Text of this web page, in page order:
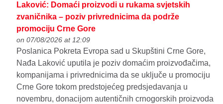
Laković: Domaći proizvodi u rukama svjetskih
zvaničnika – poziv privrednicima da podrže
promociju Crne Gore
on 07/08/2026 at 12:09
Poslanica Pokreta Evropa sad u Skupštini Crne Gore,
Nađa Laković uputila je poziv domaćim proizvođačima,
kompanijama i privrednicima da se uključe u promociju
Crne Gore tokom predstojećeg predsjedavanja u
novembru, donacijom autentičnih crnogorskih proizvoda